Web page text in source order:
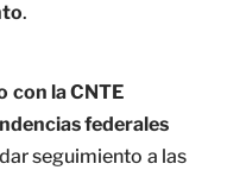
.
con la CNTE
federales
seguimiento a las